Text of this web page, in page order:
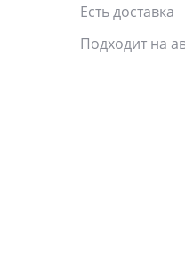
Есть доставка
Подходит на